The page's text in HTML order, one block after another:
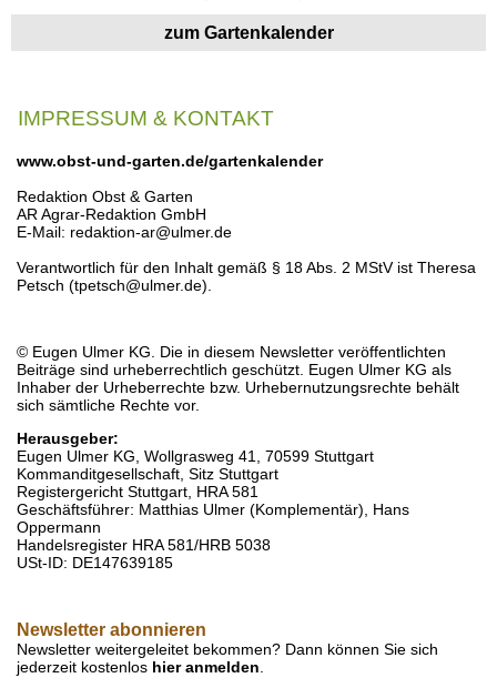
zum Gartenkalender
IMPRESSUM & KONTAKT
www.obst-und-garten.de/gartenkalender
Redaktion Obst & Garten
AR Agrar-Redaktion GmbH
E-Mail: redaktion-ar@ulmer.de
Verantwortlich für den Inhalt gemäß § 18 Abs. 2 MStV ist Theresa
Petsch (tpetsch@ulmer.de).
© Eugen Ulmer KG. Die in diesem Newsletter veröffentlichten
Beiträge sind urheberrechtlich geschützt. Eugen Ulmer KG als
Inhaber der Urheberrechte bzw. Urhebernutzungsrechte behält
sich sämtliche Rechte vor.
Herausgeber:
Eugen Ulmer KG, Wollgrasweg 41, 70599 Stuttgart
Kommanditgesellschaft, Sitz Stuttgart
Registergericht Stuttgart, HRA 581
Geschäftsführer: Matthias Ulmer (Komplementär), Hans
Oppermann
Handelsregister HRA 581/HRB 5038
USt-ID: DE147639185
Newsletter abonnieren
Newsletter weitergeleitet bekommen? Dann können Sie sich
jederzeit kostenlos hier anmelden